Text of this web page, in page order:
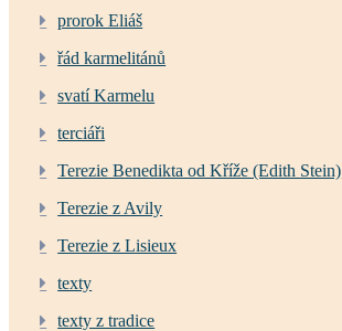
prorok Eliáš
řád karmelitánů
svatí Karmelu
terciáři
Terezie Benedikta od Kříže (Edith Stein)
Terezie z Avily
Terezie z Lisieux
texty
texty z tradice